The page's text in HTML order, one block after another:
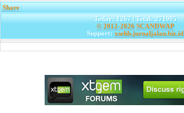
Share|
Today: 1267 | Total: 271905
© 2012-2026 SCANDWAP
Support: xsehb.jurnaljalan.biz.id